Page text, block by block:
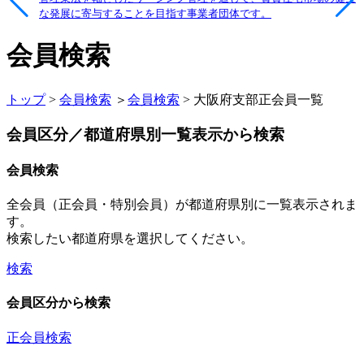
な発展に寄与することを目指す事業者団体です。
会員検索
トップ> 会員検索 ＞ 会員検索 > 大阪府支部正会員一覧
会員区分／都道府県別一覧表示から検索
会員検索
全会員（正会員・特別会員）が都道府県別に一覧表示されま
す。
検索したい都道府県を選択してください。
検索
会員区分から検索
正会員検索